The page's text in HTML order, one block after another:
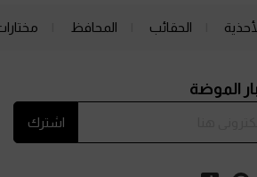
الحقائب المحافظ
الموضة
اشترك